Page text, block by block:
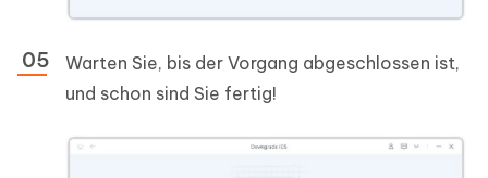
Warten Sie, bis der Vorgang abgeschlossen ist,
und schon sind Sie fertig!